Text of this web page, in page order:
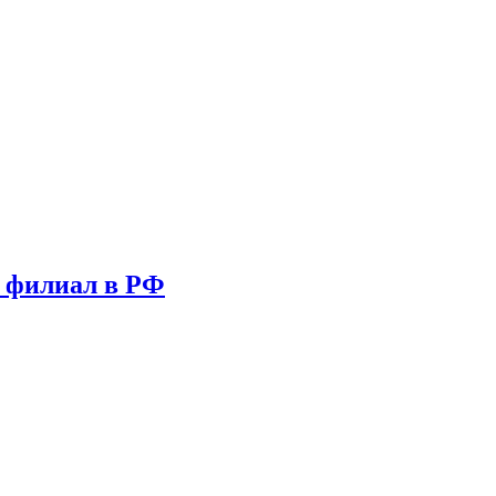
филиал в РФ